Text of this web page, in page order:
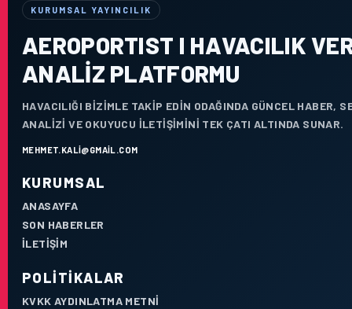
KURUMSAL YAYINCILIK
AEROPORTIST I HAVACILIK
ANALIZ PLATFORMU
HAVACILIĞI BIZIMLE TAKIP EDIN ODAĞINDA GÜNCEL HABER,
ANALIZI VE OKUYUCU ILETIŞIMINI TEK ÇATI ALTINDA SUNAR.
MEHMET.KALI@GMAIL.COM
KURUMSAL
ANASAYFA
SON HABERLER
İLETIŞIM
POLITIKALAR
KVKK AYDINLATMA METNI